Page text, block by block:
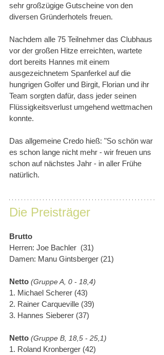
sehr großzügige Gutscheine von den
diversen Gründerhotels freuen.
Nachdem alle 75 Teilnehmer das Clubhaus
vor der großen Hitze erreichten, wartete
dort bereits Hannes mit einem
ausgezeichnetem Spanferkel auf die
hungrigen Golfer und Birgit, Florian und ihr
Team sorgten dafür, dass jeder seinen
Flüssigkeitsverlust umgehend wettmachen
konnte.
Das allgemeine Credo hieß: "So schön war
es schon lange nicht mehr - wir freuen uns
schon auf nächstes Jahr - in aller Frühe
natürlich.
Die Preisträger
Brutto
Herren: Joe Bachler  (31)
Damen: Manu Gintsberger (21)
Netto (Gruppe A, 0 - 18,4)
1. Michael Scherer (43)
2. Rainer Carqueville (39)
3. Hannes Sieberer (37)
Netto (Gruppe B, 18,5 - 25,1)
1. Roland Kronberger (42)